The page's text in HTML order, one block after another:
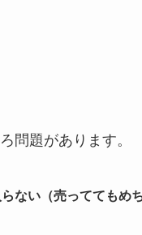
問題があります。
ない（売っててもめ